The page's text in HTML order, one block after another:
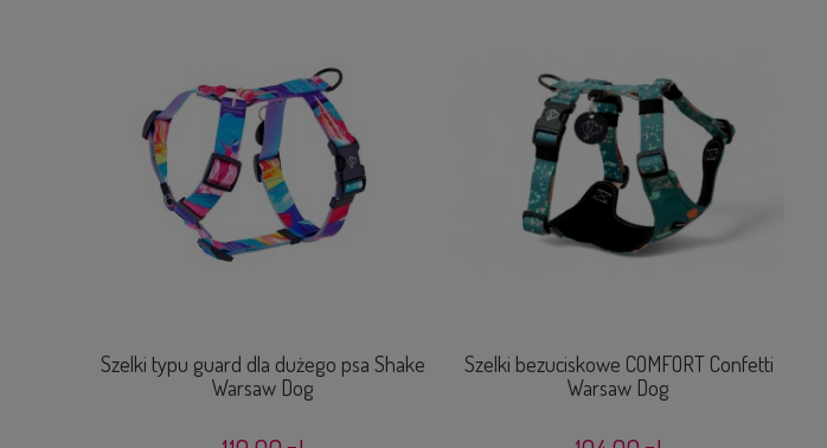
Szelki typu guard dla dużego psa Shake
Warsaw Dog
Szelki bezuciskowe COMFORT Confetti
Warsaw Dog